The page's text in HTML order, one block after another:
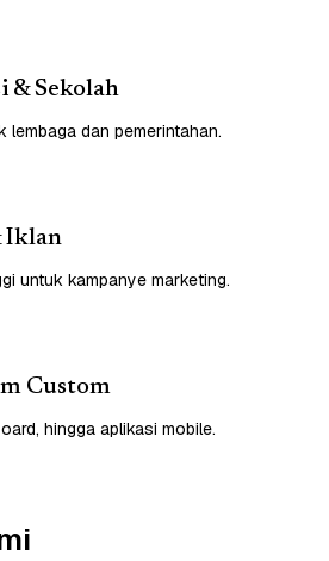
& Sekolah
lembaga dan pemerintahan.
Iklan
untuk kampanye marketing.
Custom
hingga aplikasi mobile.